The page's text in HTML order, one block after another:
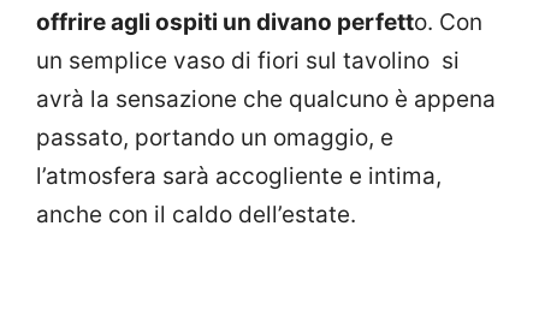
offrire agli ospiti un divano perfetto. Con
un semplice vaso di fiori sul tavolino si
avrà la sensazione che qualcuno è appena
passato, portando un omaggio, e
l’atmosfera sarà accogliente e intima,
anche con il caldo dell’estate.